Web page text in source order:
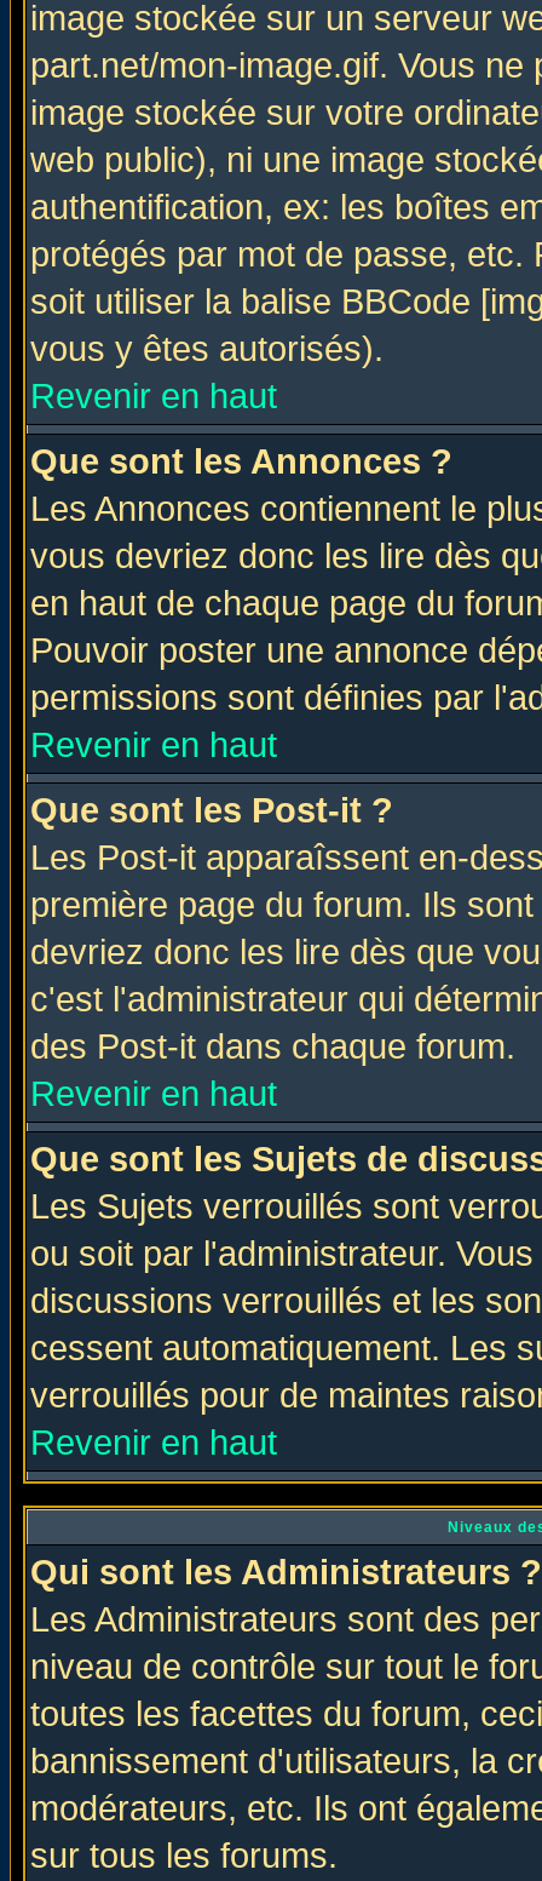
image stockée sur un serveur
part.net/mon-image.gif. Vous
image stockée sur votre
web public), ni une image
authentification, ex: les boîtes
protégés par mot de passe,
soit utiliser la balise BBCode
vous y êtes autorisés).
Revenir en haut
Que sont les Annonces ?
Les Annonces contiennent le
vous devriez donc les lire dès
en haut de chaque page du
Pouvoir poster une annonce
permissions sont définies par
Revenir en haut
Que sont les Post-it ?
Les Post-it apparaîssent en-
première page du forum. Ils
devriez donc les lire dès que
c'est l'administrateur qui
des Post-it dans chaque forum.
Revenir en haut
Que sont les Sujets de
Les Sujets verrouillés sont
ou soit par l'administrateur.
discussions verrouillés et les
cessent automatiquement. Les
verrouillés pour de maintes
Revenir en haut
Niveaux
Qui sont les Administrateurs ?
Les Administrateurs sont des
niveau de contrôle sur tout le
toutes les facettes du forum,
bannissement d'utilisateurs, la
modérateurs, etc. Ils ont
sur tous les forums.